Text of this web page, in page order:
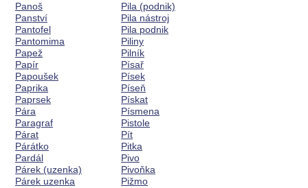
Panoš
Panství
Pantofel
Pantomima
Papež
Papír
Papoušek
Paprika
Paprsek
Pára
Paragraf
Párat
Párátko
Pardál
Párek (uzenka)
Párek uzenka
Pila (podnik)
Pila nástroj
Pila podnik
Piliny
Pilník
Písař
Písek
Píseň
Pískat
Písmena
Pistole
Pít
Pitka
Pivo
Pivoňka
Pižmo